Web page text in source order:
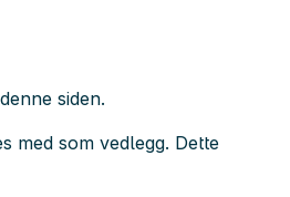
siden.
med som vedlegg. Dette